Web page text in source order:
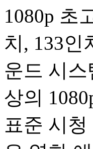
1080p 초
치, 133인
운드 시
상의
표준 시